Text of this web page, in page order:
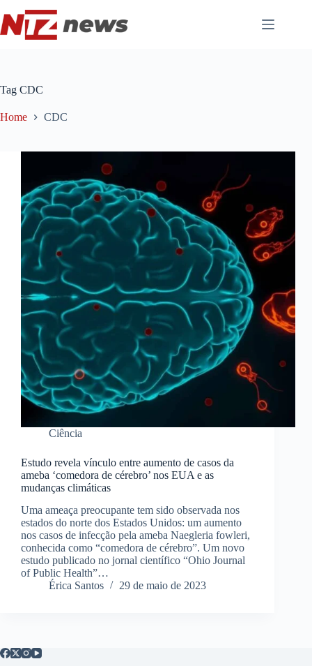
para
o
conteúdo
Tag CDC
Home CDC
Ciência
Estudo revela vínculo entre aumento de casos da
ameba ‘comedora de cérebro’ nos EUA e as
mudanças climáticas
Uma ameaça preocupante tem sido observada nos
estados do norte dos Estados Unidos: um aumento
nos casos de infecção pela ameba Naegleria fowleri,
conhecida como “comedora de cérebro”. Um novo
estudo publicado no jornal científico “Ohio Journal
of Public Health”…
Érica Santos
29 de maio de 2023